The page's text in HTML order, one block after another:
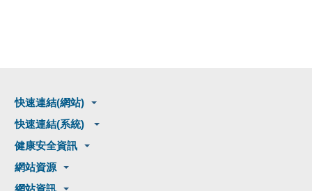
快速連結(網站)
快速連結(系統)
健康安全資訊
網站資源
網站資訊